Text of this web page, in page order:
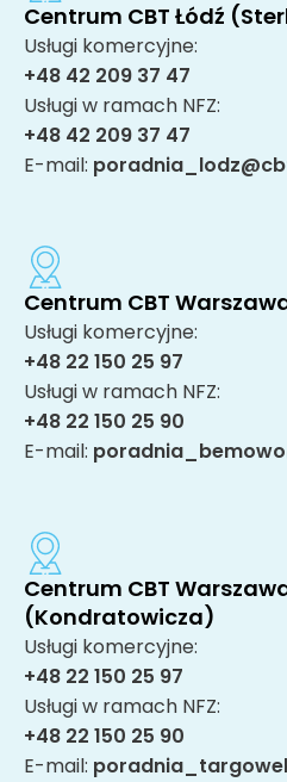
Centrum CBT Łódź
Usługi komercyjne:
+48 42 209 37 47
Usługi w ramach NFZ:
+48 42 209 37 47
E-mail:
Centrum CBT
Usługi komercyjne:
+48 22 150 25 97
Usługi w ramach NFZ:
+48 22 150 25 90
E-mail:
Centrum CBT
(Kondratowicza)
Usługi komercyjne:
+48 22 150 25 97
Usługi w ramach NFZ:
+48 22 150 25 90
E-mail: